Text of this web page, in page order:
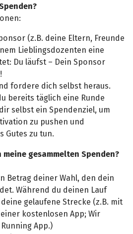
(z.B. deine Eltern, Freunde
Lieblingsdozenten eine
Du läufst – Dein Sponsor
fordere dich selbst heraus.
bereits täglich eine Runde
selbst ein Spendenziel, um
zu pushen und
Gutes zu tun.
gesammelten Spenden?
Betrag deiner Wahl, den dein
Während du deinen Lauf
gelaufene Strecke (z.B. mit
kostenlosen App; Wir
App.)